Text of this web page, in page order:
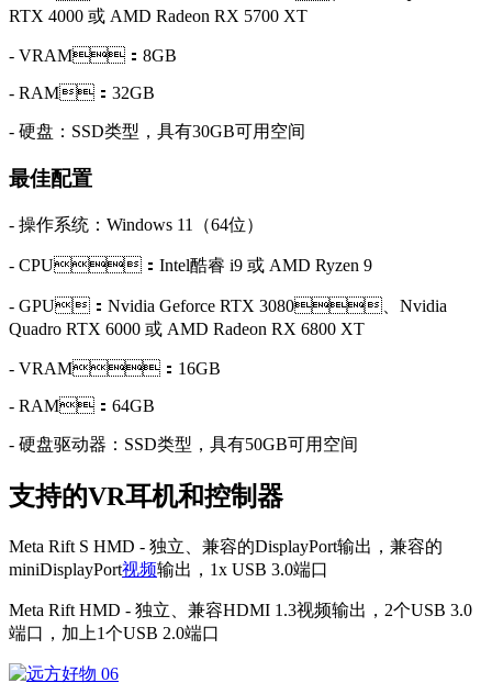
RTX 4000 或 AMD Radeon RX 5700 XT
- VRAM：8GB
- RAM：32GB
- 硬盘：SSD类型，具有30GB可用空间
最佳配置
- 操作系统：Windows 11（64位）
- CPU：Intel酷睿 i9 或 AMD Ryzen 9
- GPU：Nvidia Geforce RTX 3080、Nvidia
Quadro RTX 6000 或 AMD Radeon RX 6800 XT
- VRAM：16GB
- RAM：64GB
- 硬盘驱动器：SSD类型，具有50GB可用空间
支持的VR耳机和控制器
Meta Rift S HMD - 独立、兼容的DisplayPort输出，兼容的
miniDisplayPort视频输出，1x USB 3.0端口
Meta Rift HMD - 独立、兼容HDMI 1.3视频输出，2个USB 3.0
端口，加上1个USB 2.0端口